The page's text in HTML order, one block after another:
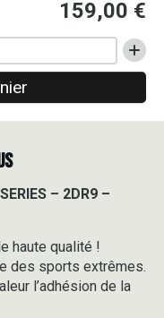
159,00 €
– 2DR9 –
haute qualité !
des sports extrêmes.
l’adhésion de la